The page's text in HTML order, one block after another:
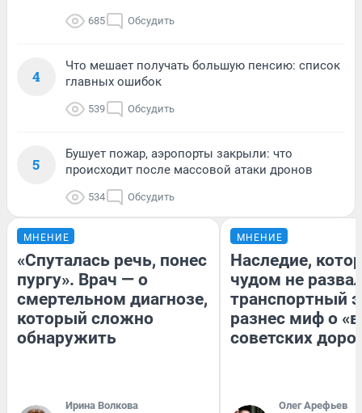
685 Обсудить
4
Что мешает получать большую пенсию: список
главных ошибок
539 Обсудить
5
Бушует пожар, аэропорты закрыли: что
происходит после массовой атаки дронов
534 Обсудить
МНЕНИЕ
«Спуталась речь, понес
пургу». Врач — о
смертельном диагнозе,
который сложно
обнаружить
Ирина Волкова
МНЕНИЕ
Наследие,
чудом не
транспортный
разнес миф о
советских
Олег Арефьев